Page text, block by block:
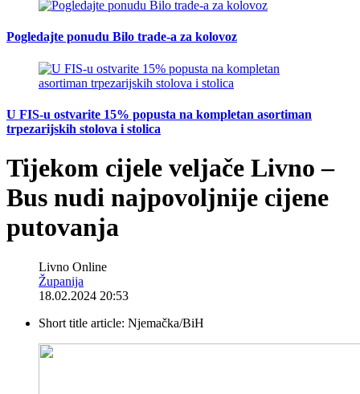
Pogledajte ponudu Bilo trade-a za kolovoz
U FIS-u ostvarite 15% popusta na kompletan asortiman
trpezarijskih stolova i stolica
Tijekom cijele veljače Livno –
Bus nudi najpovoljnije cijene
putovanja
Livno Online
Županija
18.02.2024 20:53
Short title article: Njemačka/BiH